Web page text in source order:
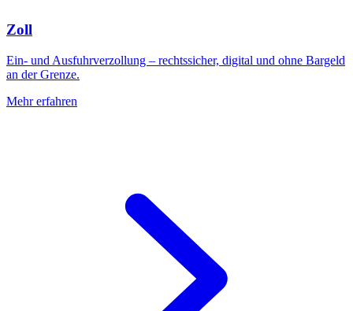
Zoll
Ein- und Ausfuhrverzollung – rechtssicher, digital und ohne Bargeld
an der Grenze.
Mehr erfahren